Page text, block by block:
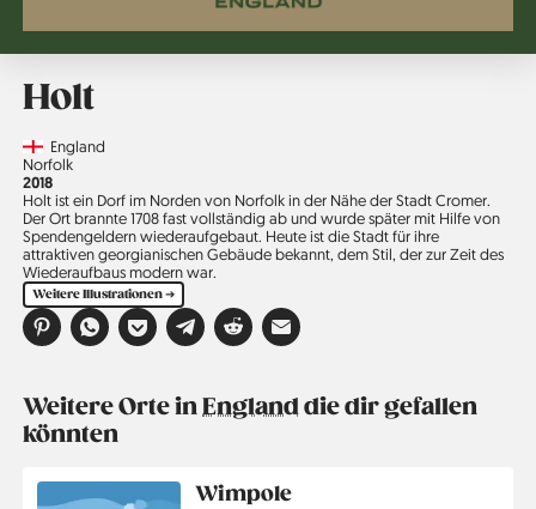
Holt
CountryEngland
Region
Norfolk
Jahr
2018
Holt ist ein Dorf im Norden von Norfolk in der Nähe der Stadt Cromer.
Der Ort brannte 1708 fast vollständig ab und wurde später mit Hilfe von
Spendengeldern wiederaufgebaut. Heute ist die Stadt für ihre
attraktiven georgianischen Gebäude bekannt, dem Stil, der zur Zeit des
Wiederaufbaus modern war.
Weitere Illustrationen ➔
Weitere Orte inEnglanddie dir gefallen
könnten
Wimpole